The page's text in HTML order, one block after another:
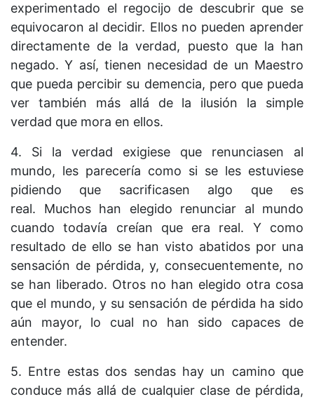
experimentado el regocijo de descubrir que se
equivocaron al decidir. Ellos no pueden aprender
directamente de la verdad, puesto que la han
negado. Y así, tienen necesidad de un Maestro
que pueda percibir su demencia, pero que pueda
ver también más allá de la ilusión la simple
verdad que mora en ellos.
4. Si la verdad exigiese que renunciasen al
mundo, les parecería como si se les estuviese
pidiendo que sacrificasen algo que es
real. Muchos han elegido renunciar al mundo
cuando todavía creían que era real. Y como
resultado de ello se han visto abatidos por una
sensación de pérdida, y, consecuentemente, no
se han liberado. Otros no han elegido otra cosa
que el mundo, y su sensación de pérdida ha sido
aún mayor, lo cual no han sido capaces de
entender.
5. Entre estas dos sendas hay un camino que
conduce más allá de cualquier clase de pérdida,